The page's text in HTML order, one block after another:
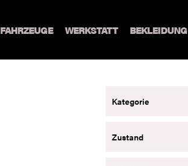
FAHRZEUGE WERKSTATT BEKLEIDUNG
Kategorie
Zustand